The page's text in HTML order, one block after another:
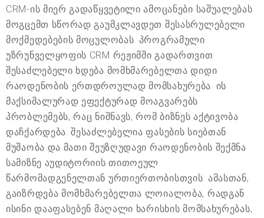
CRM-ის მიერ გადაწყვეტილი ამოცანები საშუალებას
მოგცემთ სწორად გაუმკლავდეთ შესასრულებელი
მოქმედებების მოცულობას. პროგრამული
უზრუნველყოფის CRM რეჟიმში გადართვით
შესაძლებელი ხდება მომხმარებელთა დიდი
რაოდენობის ერთდროულად მომსახურება. ის
მაქსიმალურად ეფექტურად მოაგვარებს
პრობლემებს, რაც ნიშნავს, რომ ბიზნეს აქტივობა
დაჩქარდება. შესაძლებელია ფასების სიებთან
მუშაობა და მათი შეუზღუდავი რაოდენობის შექმნა
სამიზნე აუდიტორიის თითოეულ
წარმომადგენელთან ურთიერთობისთვის. ამასთან,
გაიზრდება მომხმარებელთა ლოიალობა, რადგან
ისინი დააფასებენ მაღალი ხარისხის მომსახურებას,